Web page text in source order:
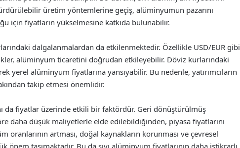
üretim yöntemlerine geçiş, alüminyumun pazarını
için fiyatların yükselmesine katkıda bulunabilir.
dalgalanmalardan da etkilenmektedir. Özellikle USD/EUR gibi
alüminyum ticaretini doğrudan etkileyebilir. Döviz kurlarındaki
yerel alüminyum fiyatlarına yansıyabilir. Bu nedenle, yatırımcıların
takip etmesi önemlidir.
da fiyatlar üzerinde etkili bir faktördür. Geri dönüştürülmüş
daha düşük maliyetlerle elde edilebildiğinden, piyasa fiyatlarını
oranlarının artması, doğal kaynakların korunması ve çevresel
önem taşımaktadır. Bu da sıvı alüminyum fiyatlarının daha istikrarlı